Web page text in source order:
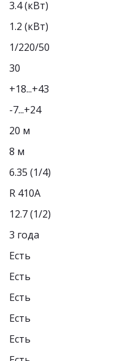
3.4 (кВт)
1.2 (кВт)
1/220/50
30
+18...+43
-7...+24
20 м
8 м
6.35 (1/4)
R 410A
12.7 (1/2)
3 года
Есть
Есть
Есть
Есть
Есть